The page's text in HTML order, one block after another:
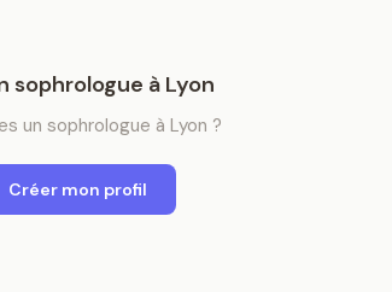
sophrologue à Lyon
un sophrologue à Lyon ?
Créer mon profil